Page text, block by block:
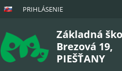
PRIHLÁSENIE
Základná
Brezová 19,
PIEŠŤANY